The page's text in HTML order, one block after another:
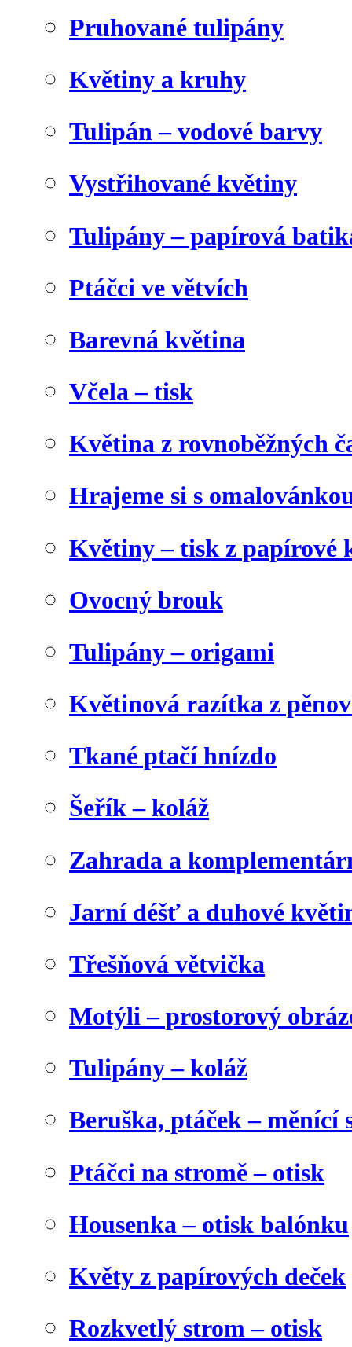
Pruhované tulipány
Květiny a kruhy
Tulipán – vodové barvy
Vystřihované květiny
Tulipány – papírová
Ptáčci ve větvích
Barevná květina
Včela – tisk
Květina z rovnoběžných
Hrajeme si s
Květiny – tisk z papírové
Ovocný brouk
Tulipány – origami
Květinová razítka z
Tkané ptačí hnízdo
Šeřík – koláž
Zahrada a
Jarní déšť a duhové
Třešňová větvička
Motýli – prostorový
Tulipány – koláž
Beruška, ptáček – měnící
Ptáčci na stromě – otisk
Housenka – otisk balónku
Květy z papírových deček
Rozkvetlý strom – otisk